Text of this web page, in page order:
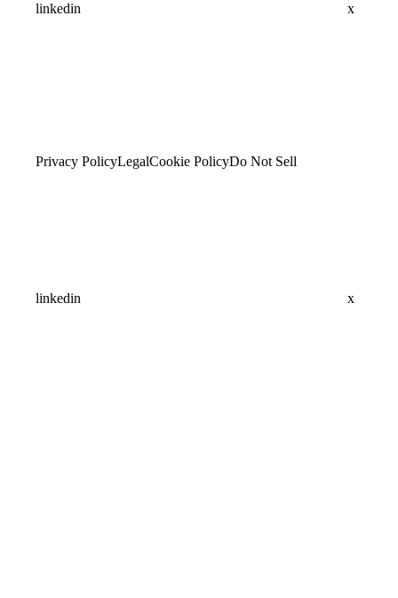
linkedin x
Privacy PolicyLegalCookie PolicyDo Not Sell
linkedin x